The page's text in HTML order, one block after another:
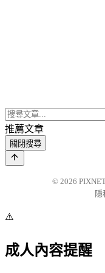
推薦文章
關閉搜尋
© 2026
隱
⚠️
成人內容提醒